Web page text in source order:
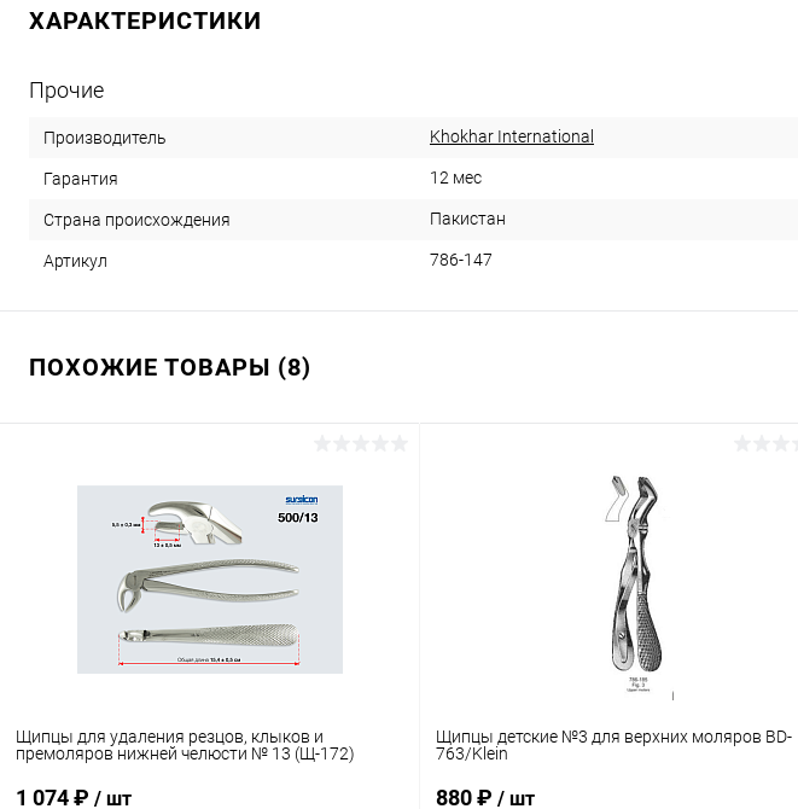
ХАРАКТЕРИСТИКИ
Прочие
Производитель Khokhar International
Гарантия 12 мес
Страна происхождения Пакистан
Артикул 786-147
ПОХОЖИЕ ТОВАРЫ (8)
Щипцы для удаления резцов, клыков и
премоляров нижней челюсти № 13 (Щ-172)
1 074 ₽ / шт
Щипцы детские №3 для верхних моляров BD-
763/Klein
880 ₽ / шт